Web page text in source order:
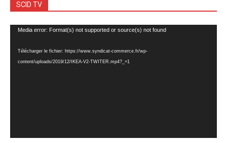
SCID TV
Lecteur
Media error: Format(s) not supported or source(s) not found
Télécharger le fichier: https://www.syndicat-commerce.fr/wp-
content/uploads/2019/12/IKEA-V2-TWITER.mp4?_=1